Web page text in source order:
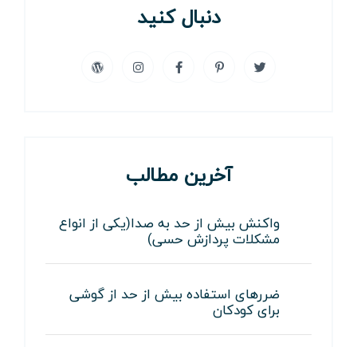
دنبال کنید
آخرین مطالب
واکنش بیش از حد به صدا(یکی از انواع
مشکلات پردازش حسی)
ضررهای استفاده بیش از حد از گوشی
برای کودکان